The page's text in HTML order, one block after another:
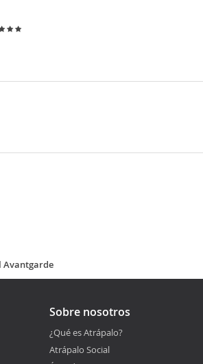
Avantgarde
Sobre nosotros
¿Qué es Atrápalo?
Atrápalo Social